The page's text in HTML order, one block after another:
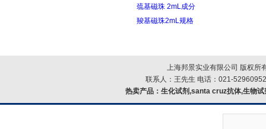
巯基磁珠 2mL成分
羧基磁珠2mL规格
上海邦景实业有限公司 版权所
联系人：王先生 电话：021-
热卖产品： 生化试剂,santa cruz抗体,生物